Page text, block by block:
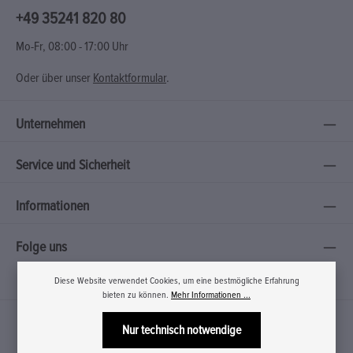
+49 35241 820 80
Mo-Fr, 08:00 - 17:00 Uhr
Oder über unser Kontaktformular.
Unternehmen
Service und Sicherheit
Informationen
Folge uns
Diese Website verwendet Cookies, um eine bestmögliche Erfahrung
bieten zu können. Mehr Informationen ...
Nur technisch notwendige